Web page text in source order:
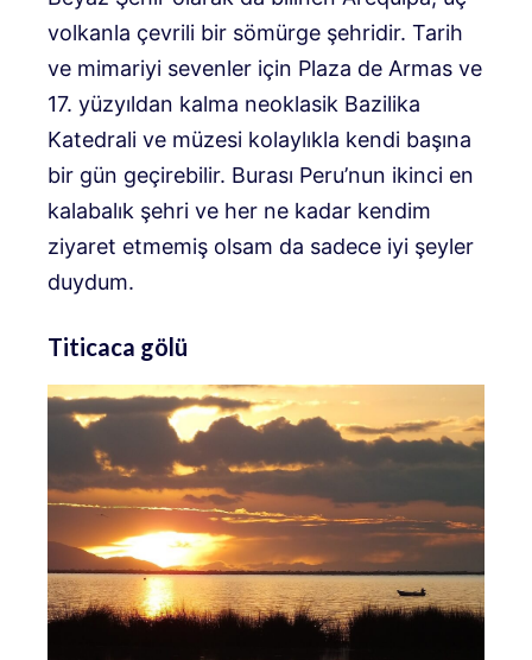
volkanla çevrili bir sömürge şehridir. Tarih
ve mimariyi sevenler için Plaza de Armas ve
17. yüzyıldan kalma neoklasik Bazilika
Katedrali ve müzesi kolaylıkla kendi başına
bir gün geçirebilir. Burası Peru’nun ikinci en
kalabalık şehri ve her ne kadar kendim
ziyaret etmemiş olsam da sadece iyi şeyler
duydum.
Titicaca gölü